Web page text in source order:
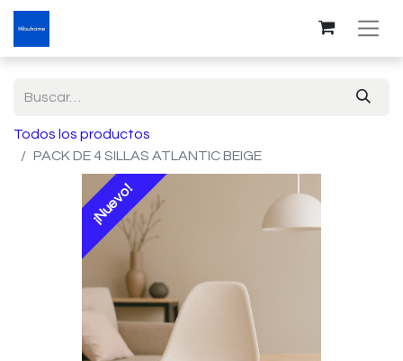
Todos los productos
PACK DE 4 SILLAS ATLANTIC BEIGE
¡Nuevo!